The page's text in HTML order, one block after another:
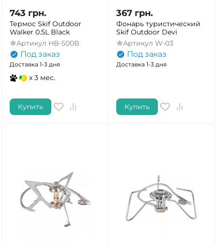
743 грн.
Термос Skif Outdoor
Walker 0.5L Black
Артикул HB-500B
Под заказ
Доставка 1-3 дня
x 3 мес.
Купить
367 грн.
Фонарь туристический
Skif Outdoor Devi
Артикул W-03
Под заказ
Доставка 1-3 дня
Купить